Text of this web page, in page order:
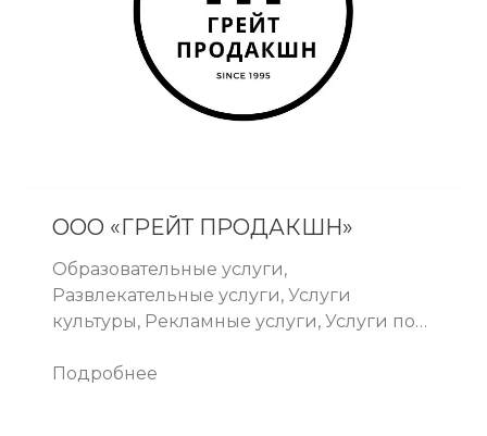
ООО «ГРЕЙТ ПРОДАКШН»
Образовательные услуги,
Развлекательные услуги, Услуги
культуры, Рекламные услуги, Услуги по
Подробнее